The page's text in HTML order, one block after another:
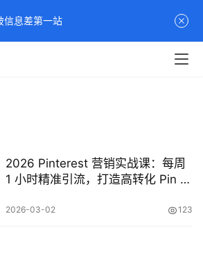
2026 Pinterest 营销实战课：每周
1 小时精准引流，打造高转化 Pin 图
2026-03-02 123
信息差第一站